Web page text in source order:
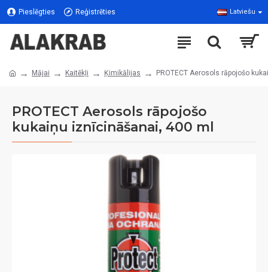
Pieslēgties Reģistrēties Latviešu
Mājai Kaitēkļi Ķimikālijas PROTECT Aerosols rāpojošo
PROTECT Aerosols rāpojošo
kukaiņu iznīcināšanai, 400 ml